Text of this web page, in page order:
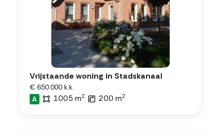
Vrijstaande woning in Stadskanaal
€ 650.000 k.k.
A
1005 m2 200 m2